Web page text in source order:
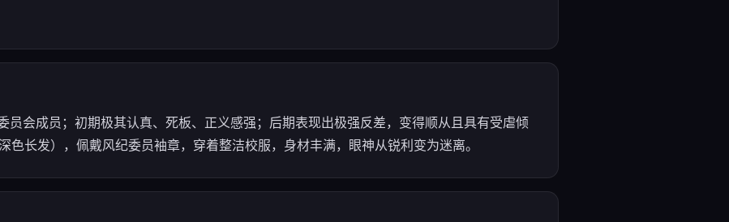
会成员；初期极其认真、死板、正义感强；后期表现出极强反差，变得顺从且具有受虐倾
色长发），佩戴风纪委员袖章，穿着整洁校服，身材丰满，眼神从锐利变为迷离。